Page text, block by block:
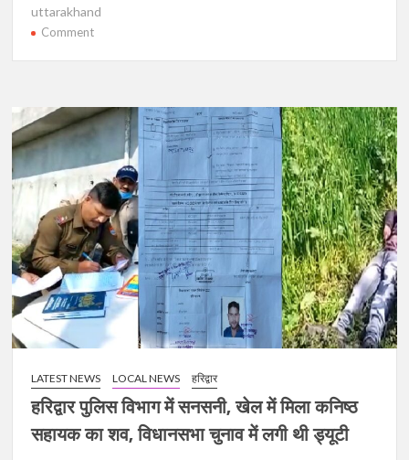
uttarakhand
Commenton
से
सनसनी,
मामूली
विवाद
में
युवक
को
चाकू
से
गोदा
LATEST NEWS LOCAL NEWS हरिद्वार
हरिद्वार पुलिस विभाग में सनसनी, खेल में मिला कनिष्ठ
सहायक का शव, विधानसभा चुनाव में लगी थी ड्यूटी